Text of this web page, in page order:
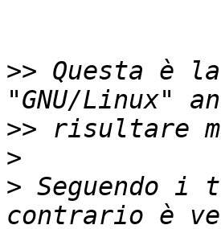
>> Questa è
>>
>
> Seguendo